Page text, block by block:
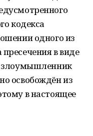
кодекса
одного из
в виде
злоумышленник
освобождён из
в настоящее